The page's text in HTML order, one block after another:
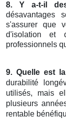
8. Y a-t-il
désavantages
s'assurer que
d'isolation et
professionnels
9. Quelle est
durabilité
utilisés, mais
plusieurs
rentable